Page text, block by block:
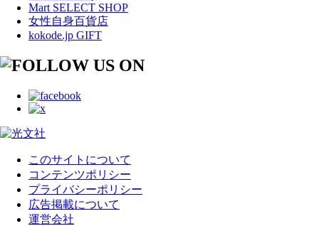
Mart SELECT SHOP
女性自身百貨店
kokode.jp GIFT
このサイトについて
コンテンツポリシー
プライバシーポリシー
広告掲載について
運営会社